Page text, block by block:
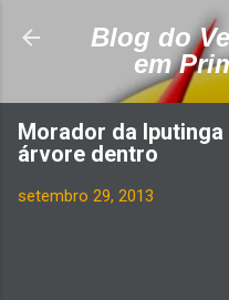
Pular para
Blog do
em
Morador da
árvore dentro
setembro 29, 2013